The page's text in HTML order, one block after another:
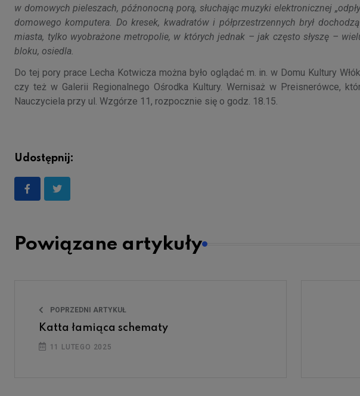
w domowych pieleszach, późnonocną porą, słuchając muzyki elektronicznej
domowego komputera. Do kresek, kwadratów i półprzestrzennych brył
miasta, tylko wyobrażone metropolie, w których jednak – jak często słyszę –
bloku, osiedla.
Do tej pory prace Lecha Kotwicza można było oglądać m. in. w Domu Kultury
czy też w Galerii Regionalnego Ośrodka Kultury. Wernisaż w Preisnerówce,
Nauczyciela przy ul. Wzgórze 11, rozpocznie się o godz. 18.15.
Udostępnij:
Powiązane artykuły
POPRZEDNI ARTYKUŁ
Katta łamiąca schematy
11 LUTEGO 2025